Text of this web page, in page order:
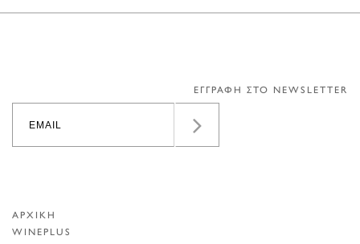
ΕΓΓΡΑΦΗ ΣΤΟ NEWSLETTER
ΑΡΧΙΚΗ
WINEPLUS